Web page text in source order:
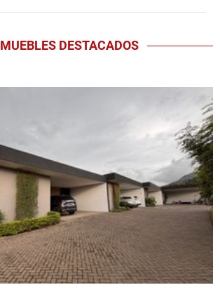
DESTACADOS